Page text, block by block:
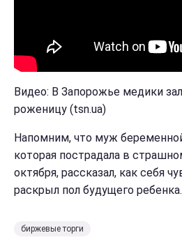
Видео: В Запорожье медики
роженицу (tsn.ua)
Напомним, что муж
которая пострадала в
октября, рассказал, как себя
раскрыл пол будущего ребенка.
биржевые торги